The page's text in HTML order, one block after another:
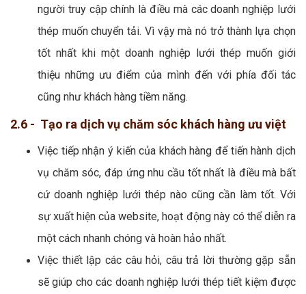
người truy cập chính là điều mà các doanh nghiệp lưới
thép muốn chuyển tải. Vì vậy mà nó trở thành lựa chọn
tốt nhất khi một doanh nghiệp lưới thép muốn giới
thiệu những ưu điểm của mình đến với phía đối tác
cũng như khách hàng tiềm năng.
2.6 - Tạo ra dịch vụ chăm sóc khách hàng ưu việt
Việc tiếp nhận ý kiến của khách hàng để tiến hành dịch
vụ chăm sóc, đáp ứng nhu cầu tốt nhất là điều mà bất
cứ doanh nghiệp lưới thép nào cũng cần làm tốt. Với
sự xuất hiện của website, hoạt động này có thể diễn ra
một cách nhanh chóng và hoàn hảo nhất.
Việc thiết lập các câu hỏi, câu trả lời thường gặp sẵn
sẽ giúp cho các doanh nghiệp lưới thép tiết kiệm được